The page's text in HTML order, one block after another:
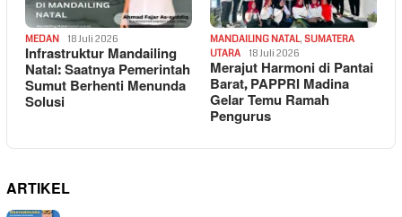
MEDAN 18 Juli 2026
Infrastruktur Mandailing
Natal: Saatnya Pemerintah
Sumut Berhenti Menunda
Solusi
MANDAILING NATAL, SUMATERA
UTARA
18 Juli 2026
Merajut Harmoni di Pantai
Barat, PAPPRI Madina
Gelar Temu Ramah
Pengurus
ARTIKEL